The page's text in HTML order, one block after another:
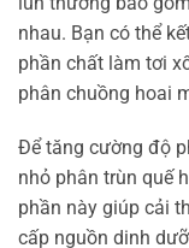
nhau. Bạn có thể
phần chất làm tơi
phân chuồng hoai
Để tăng cường độ
nhỏ phân trùn quế
phần này giúp cải
cấp nguồn dinh